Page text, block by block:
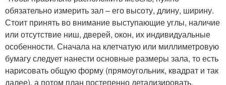
обязательно измерить зал – его высоту, длину, ширину.
Стоит принять во внимание выступающие углы, наличие
или отсутствие ниш, дверей, окон, их индивидуальные
особенности. Сначала на клетчатую или миллиметровую
бумагу следует нанести основные размеры зала, то есть
нарисовать общую форму (прямоугольник, квадрат и так
далее), а потом план постепенно детализировать.